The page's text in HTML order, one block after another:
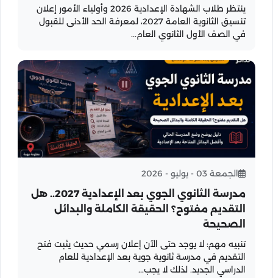
ينتظر طلاب الشهادة الإعدادية 2026 وأولياء الأمور إعلان
تنسيق الثانوية العامة 2027، لمعرفة الحد الأدنى للقبول
في الصف الأول الثانوي العام...
الجمعة 03 - يوليو - 2026
مدرسة الثانوي الجوي بعد الإعدادية 2027.. هل
التقديم مفتوح؟ الحقيقة الكاملة والبدائل
الصحيحة
تنبيه مهم: لا يوجد حتى الآن إعلان رسمي حديث يثبت فتح
التقديم في مدرسة ثانوية جوية بعد الإعدادية للعام
الدراسي الجديد. لذلك لا يجب...